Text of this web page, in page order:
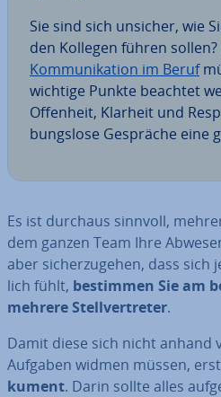
Sie sind sich unsicher, wie
den Kollegen führen
Kom­mu­ni­ka­ti­on im Beruf
wichtige Punkte beachtet
Offenheit, Klarheit und
bungs­lo­se Gespräche eine
Es ist durchaus sinnvoll,
dem ganzen Team Ihre
aber si­cher­zu­ge­hen, dass
lich fühlt, bestimmen Sie am
mehrere Stell­ver­tre­ter.
Damit diese sich nicht anhand
Aufgaben widmen müssen,
ku­ment. Darin sollte alles